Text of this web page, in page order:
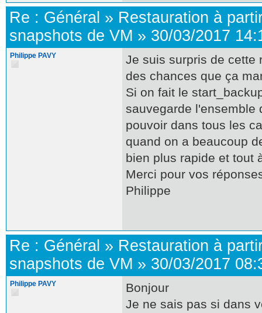
Re : Général » Restauration à
snapshots de VM » 30/03/2017
Philippe PAVY
Je suis surpris de cette
des chances que ça
Si on fait le
sauvegarde l'ensemble
pouvoir dans tous les
quand on a beaucoup
bien plus rapide et tout
Merci pour vos
Philippe
Re : Général » Restauration à
snapshots de VM » 30/03/2017
Philippe PAVY
Bonjour
Je ne sais pas si dans